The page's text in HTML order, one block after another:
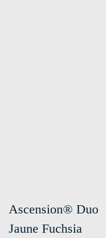
Ascension® Duo
Jaune Fuchsia